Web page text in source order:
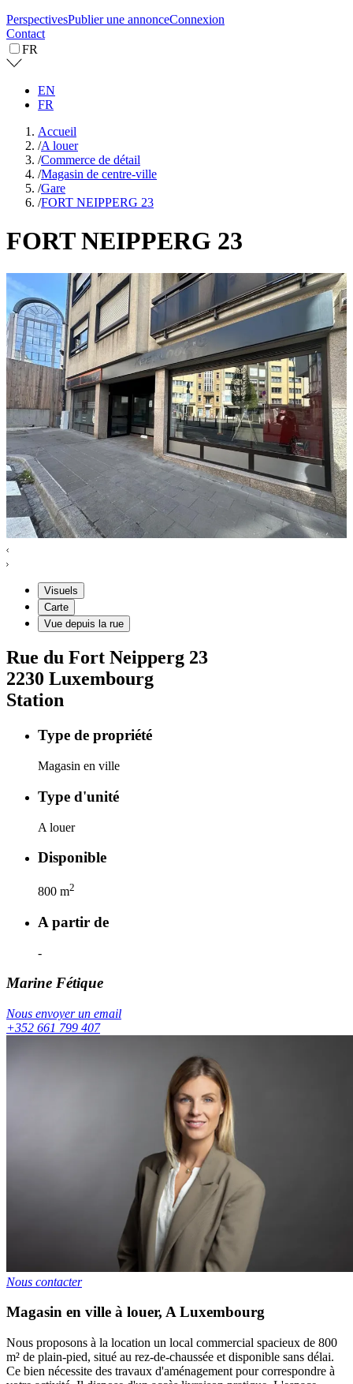
PerspectivesPublier une annonceConnexion
Contact
FR
EN
FR
Accueil
/A louer
/Commerce de détail
/Magasin de centre-ville
/Gare
/FORT NEIPPERG 23
FORT NEIPPERG 23
Visuels
Carte
Vue depuis la rue
Rue du Fort Neipperg 23
2230 Luxembourg
Station
Type de propriété
Magasin en ville
Type d'unité
A louer
Disponible
800 m2
A partir de
-
Marine Fétique
Nous envoyer un email
+352 661 799 407
Nous contacter
Magasin en ville à louer, A Luxembourg
Nous proposons à la location un local commercial spacieux de 800
m² de plain-pied, situé au rez-de-chaussée et disponible sans délai.
Ce bien nécessite des travaux d'aménagement pour correspondre à